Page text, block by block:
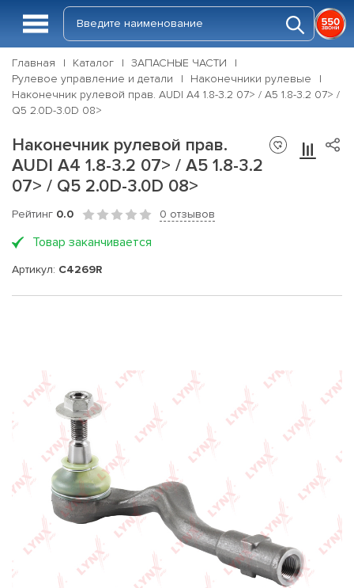
Главная Каталог
ЗАПАСНЫЕ ЧАСТИ
Рулевое управление и детали
Наконечники рулевые
Наконечник рулевой прав. AUDI A4 1.8-3.2 07> / A5 1.8-3.2 07> /
Q5 2.0D-3.0D 08>
Наконечник рулевой прав.
AUDI A4 1.8-3.2 07> / A5 1.8-3.2
07> / Q5 2.0D-3.0D 08>
Рейтинг 0.0 0 отзывов
Товар заканчивается
Артикул: C4269R